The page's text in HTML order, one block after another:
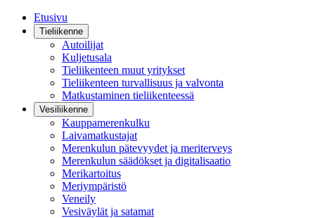
Etusivu
Tieliikenne
Autoilijat
Kuljetusala
Tieliikenteen muut yritykset
Tieliikenteen turvallisuus ja valvonta
Matkustaminen tieliikenteessä
Vesiliikenne
Kauppamerenkulku
Laivamatkustajat
Merenkulun pätevyydet ja meriterveys
Merenkulun säädökset ja digitalisaatio
Merikartoitus
Meriympäristö
Veneily
Vesiväylät ja satamat